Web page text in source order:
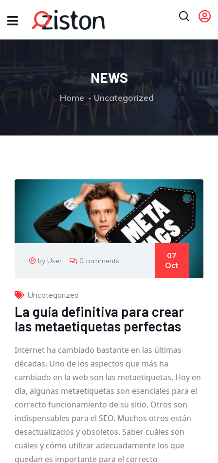
NEWS
Home Uncategorized
by User 0 comments
07
Oct
Uncategorized
La guía definitiva para crear
las metaetiquetas perfectas
Internet ha cambiado bastante en las últimas
décadas. Uno de los aspectos que más ha
cambiado en la web son las metaetiquetas. Hoy en
día, algunas metaetiquetas son esenciales para el
correcto funcionamiento de su sitio. Otros son
indispensables para el SEO. Muchos otros están
desactualizados y obsoletos. Saber cuáles son
cuáles y cómo utilizar adecuadamente los que
quedan es importante para el correcto